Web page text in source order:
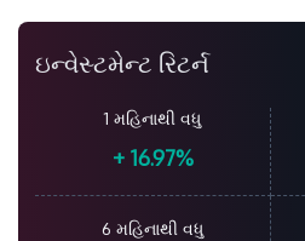
ઇન્વેસ્ટમેન્ટ રિટર્ન
1 મહિનાથી વધુ
+16.97%
6 મહિનાથી વધુ